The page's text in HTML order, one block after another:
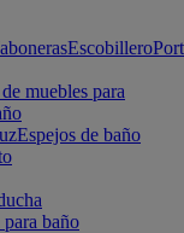
Escobillero
muebles para
Espejos de baño
baño